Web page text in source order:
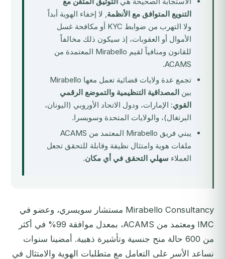
التنويع المتوافق مع الأنظمة, لا إخفاء الهوية أبداً
ولا التهرب من ضوابط KYC أو مكافحة غسل
الأموال أو العقوبات، إذ سيكون ذلك مخالفاً
للقانون ومنافياً لقيم Mirabello المعتمدة من
ACAMS.
تجمع عدة ولايات قضائية تعمل معها Mirabello
بين المصداقية التنظيمية والتموضع الرقمي
القوي: الإمارات، ودول الاتحاد الأوروبي (اليونان،
البرتغال)، والولايات المتحدة وسويسرا.
يبني فريق Mirabello المعتمد من ACAMS
ملفات هوية وامتثال نظيفة وقابلة للتحقق تجعل
العملاء سهلي التحقق في أي مكان.
Mirabello Consultancy مستشار سويسري، وعضو في
IMC ومعتمد من ACAMS، بمعدل موافقة 99% في أكثر
من 600 حالة منح جنسية وتأشيرة ذهبية. أمضينا سنوات
نساعد الأسر على التعامل مع متطلبات الهوية والامتثال في